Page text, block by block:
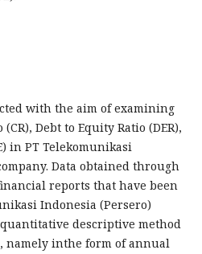
with the aim of examining
Debt to Equity Ratio (DER),
in PT Telekomunikasi
Data obtained through
reports that have been
Indonesia (Persero)
descriptive method
namely inthe form of annual